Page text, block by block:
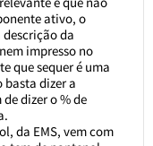
ativo, o
da
impresso no
que sequer é uma
basta dizer a
dizer o % de
da EMS, vem com